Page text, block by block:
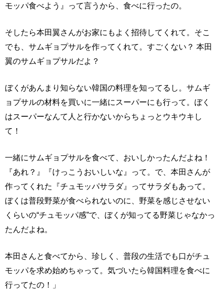
モッパ食べよう』って言うから、食べに行ったの。
そしたら本田翼さんがお家にもよく招待してくれて。そこ
でも、サムギョプサルを作ってくれて。すごくない？ 本田
翼のサムギョプサルだよ？
ぼくがあんまり知らない韓国の料理を知ってるし。サムギ
ョプサルの材料を買いに一緒にスーパーにも行って。ぼく
はスーパーなんて人と行かないからちょっとウキウキし
て！
一緒にサムギョプサルを食べて、おいしかったんだよね！
『あれ？』『けっこうおいしいな』って。で、本田さんが
作ってくれた『チュモッパサラダ』ってサラダもあって。
ぼくは普段野菜が食べられないのに、野菜を感じさせない
くらいの“チュモッパ感”で、ぼくが知ってる野菜じゃなかっ
たんだよね。
本田さんと食べてから、珍しく、普段の生活でも口がチュ
モッパを求め始めちゃって。気づいたら韓国料理を食べに
行ってたの！」